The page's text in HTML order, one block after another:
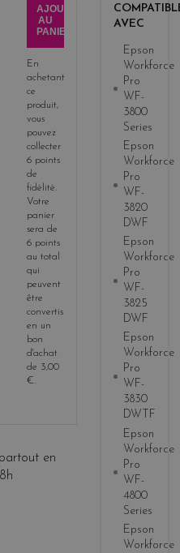
AJOUTER
AU
PANIER
En
achetant
ce
produit,
vous
pouvez
collecter
6 points
de
fidélité.
Votre
panier
sera de
6 points
au total
qui
peuvent
être
convertis
en un
bon
d'achat
de 3,00
€.
partout en
AVEC
Epson
Workforce
Pro
WF-
3800
Series
Epson
Workforce
Pro
WF-
3820
DWF
Epson
Workforce
Pro
WF-
3825
DWF
Epson
Workforce
Pro
WF-
3830
DWTF
Epson
Workforce
Pro
WF-
4800
Series
Epson
Workforce